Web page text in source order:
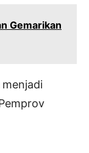
Gemarikan